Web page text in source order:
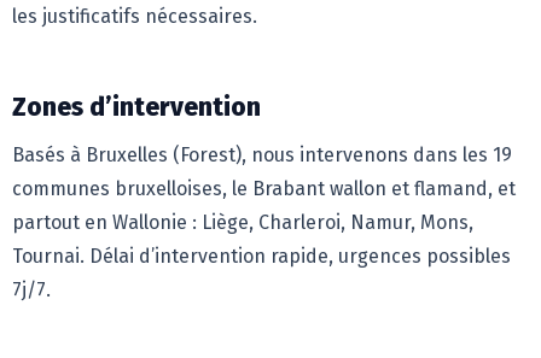
les justificatifs nécessaires.
Zones d’intervention
Basés à Bruxelles (Forest), nous intervenons dans les 19
communes bruxelloises, le Brabant wallon et flamand, et
partout en Wallonie : Liège, Charleroi, Namur, Mons,
Tournai. Délai d’intervention rapide, urgences possibles
7j/7.